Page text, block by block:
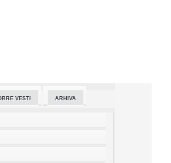
(15) ispisao istoriju norveškog fudbala
PAZARA PORUČIO: „Moja leđa su
VESTI ARHIVA